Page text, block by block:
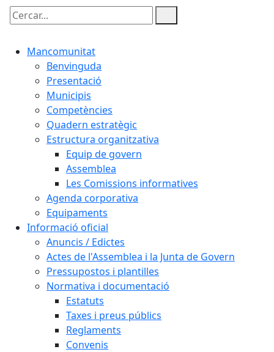
Cercar:
Mancomunitat
Benvinguda
Presentació
Municipis
Competències
Quadern estratègic
Estructura organitzativa
Equip de govern
Assemblea
Les Comissions informatives
Agenda corporativa
Equipaments
Informació oficial
Anuncis / Edictes
Actes de l'Assemblea i la Junta de Govern
Pressupostos i plantilles
Normativa i documentació
Estatuts
Taxes i preus públics
Reglaments
Convenis